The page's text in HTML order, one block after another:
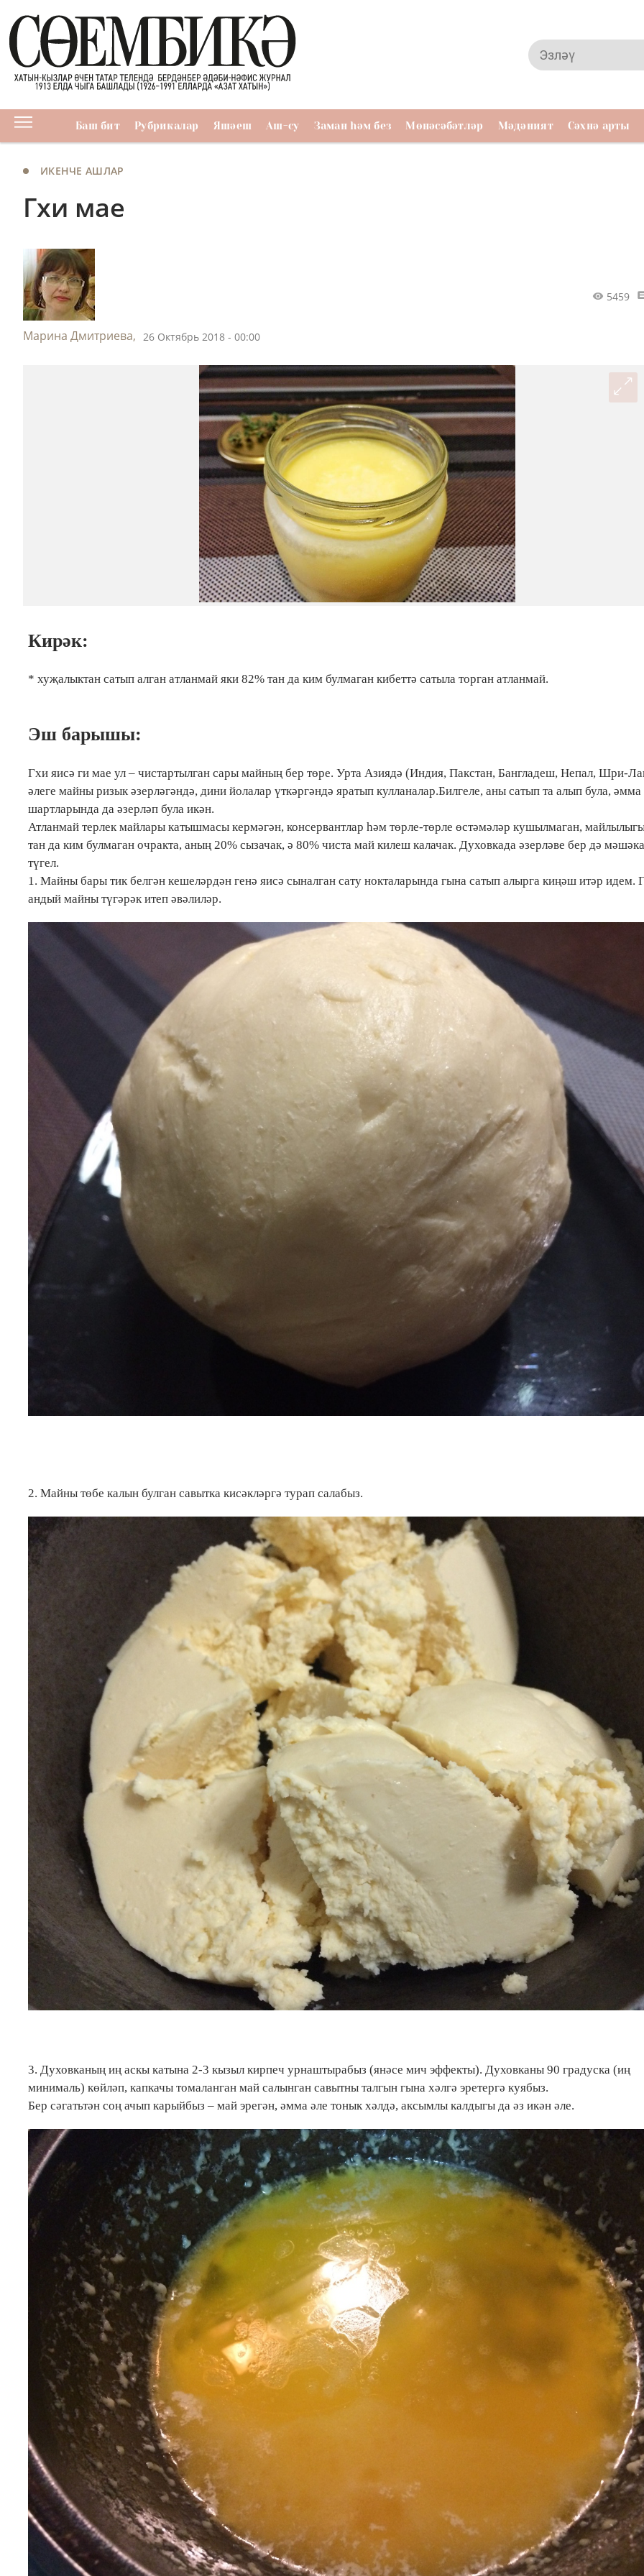
Баш бит Рубрикалар Яшәеш Аш-су Заман һәм без Мөнәсәбәтләр Мәдәният Сәхнә арты
ИКЕНЧЕ АШЛАР
Гхи мае
Марина Дмитриева, 26 Октябрь 2018 - 00:00
5459
Кирәк:
* хуҗалыктан сатып алган атланмай яки 82% тан да ким булмаган кибеттә сатыла торган атланмай.
Эш барышы:
Гхи яисә ги мае ул – чистартылган сары майның бер төре. Урта Азиядә (Индия, Пакстан, Бангладеш, Непал, Шри-
әлеге майны ризык әзерләгәндә, дини йолалар үткәргәндә яратып кулланалар.Билгеле, аны сатып та алып була,
шартларында да әзерләп була икән.
Атланмай терлек майлары катышмасы кермәгән, консервантлар һәм төрле-төрле өстәмәләр кушылмаган,
тан да ким булмаган очракта, аның 20% сызачак, ә 80% чиста май килеш калачак. Духовкада әзерләве бер дә
түгел.
1. Майны бары тик белгән кешеләрдән генә яисә сыналган сату нокталарында гына сатып алырга киңәш итәр идем.
андый майны түгәрәк итеп әвәлиләр.
2. Майны төбе калын булган савытка кисәкләргә турап салабыз.
3. Духовканың иң аскы катына 2-3 кызыл кирпеч урнаштырабыз (янәсе мич эффекты). Духовканы 90 градуска (иң
минималь) көйләп, капкачы томаланган май салынган савытны талгын гына хәлгә эретергә куябыз.
Бер сәгатьтән соң ачып карыйбыз – май эрегән, әмма әле тонык хәлдә, аксымлы калдыгы да әз икән әле.